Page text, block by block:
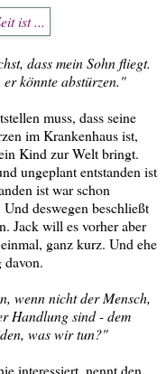
dass mein Sohn fliegt.
könnte abstürzen."
muss, dass seine
im Krankenhaus ist,
Kind zur Welt bringt.
ungeplant entstanden ist
ist war schon
deswegen beschließt
Jack will es vorher aber
ganz kurz. Und ehe
davon.
wenn nicht der Mensch,
Handlung sind - dem
was wir tun?"
interessiert, nennt den